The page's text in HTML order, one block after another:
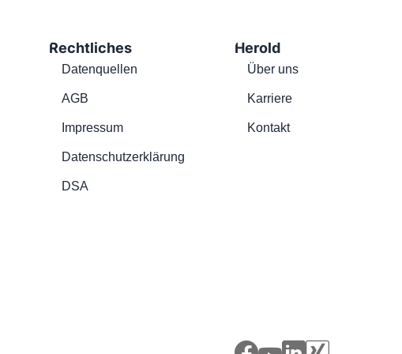
Rechtliches
Datenquellen
AGB
Impressum
Datenschutzerklärung
DSA
Herold
Über uns
Karriere
Kontakt